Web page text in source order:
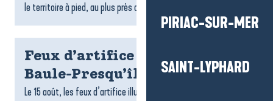
PIRIAC-SUR-MER
SAINT-LYPHARD
le territoire à pied, au plus près des paysages. Entre...
Feux d’artifice du 15 août à La
Baule-Presqu’île de Guérande
Le 15 août, les feux d’artifice illuminent les soirées d’été à La